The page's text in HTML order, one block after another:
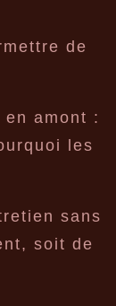
de
amont :
les
sans
soit de